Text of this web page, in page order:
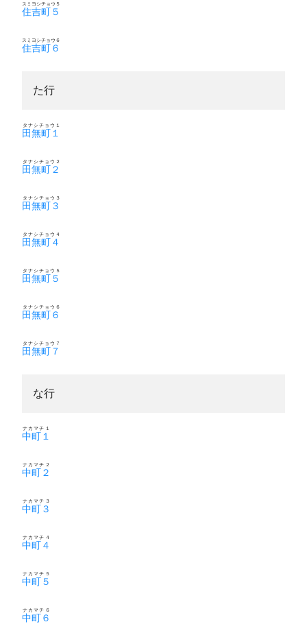
住吉町５
スミヨシチョウ５
住吉町６
スミヨシチョウ６
た行
田無町１
タナシチョウ１
田無町２
タナシチョウ２
田無町３
タナシチョウ３
田無町４
タナシチョウ４
田無町５
タナシチョウ５
田無町６
タナシチョウ６
田無町７
タナシチョウ７
な行
中町１
ナカマチ１
中町２
ナカマチ２
中町３
ナカマチ３
中町４
ナカマチ４
中町５
ナカマチ５
中町６
ナカマチ６